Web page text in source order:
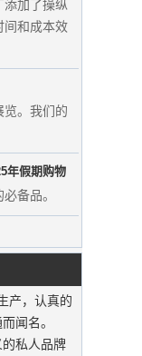
衣服制造
间和成本效
。我们的
年假期购物‌
必备品。
的服装袋
的天鹅绒
产，认真的
闻名。
私人品牌